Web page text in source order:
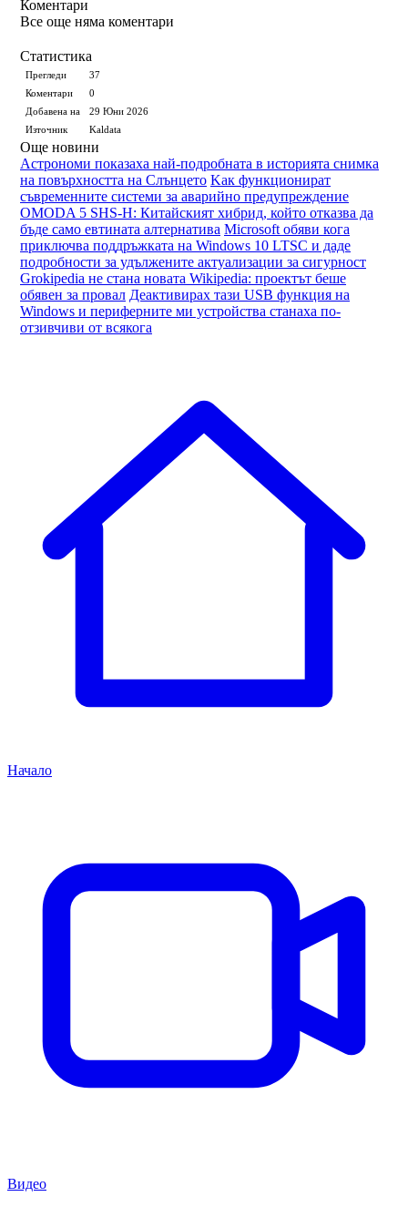
Коментари
Все още няма коментари
Статистика
Прегледи
37
Коментари
0
Добавена на
29 Юни 2026
Източник
Kaldata
Още новини
Астрономи показаха най-подробната в историята снимка
на повърхността на Слънцето Kак функционират
съвременните системи за аварийно предупреждение
OMODA 5 SHS-H: Китайският хибрид, който отказва да
бъде само евтината алтернатива Microsoft обяви кога
приключва поддръжката на Windows 10 LTSC и даде
подробности за удължените актуализации за сигурност
Grokipedia не стана новата Wikipedia: проектът беше
обявен за провал Деактивирах тази USB функция на
Windows и периферните ми устройства станаха по-
отзивчиви от всякога
Начало
Видео